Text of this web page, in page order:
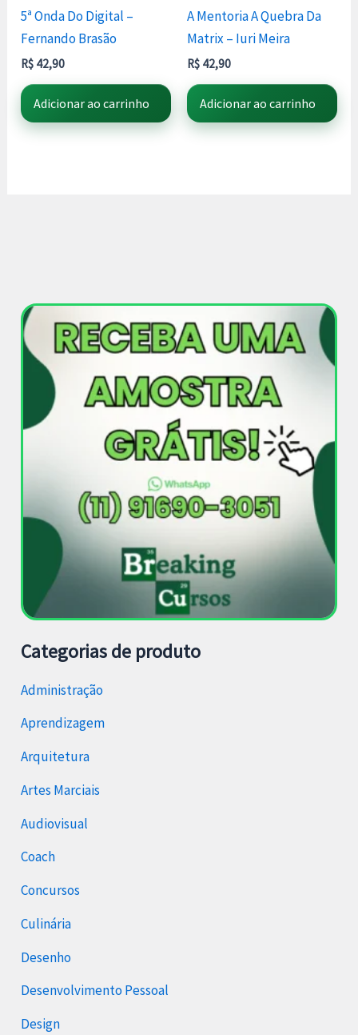
5ª Onda Do Digital –
Fernando Brasão
R$ 42,90
Adicionar ao carrinho
A Mentoria A Quebra Da
Matrix – Iuri Meira
R$ 42,90
Adicionar ao carrinho
Categorias de produto
Administração
Aprendizagem
Arquitetura
Artes Marciais
Audiovisual
Coach
Concursos
Culinária
Desenho
Desenvolvimento Pessoal
Design